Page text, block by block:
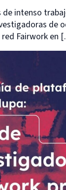
de intenso
de
red Fairwork en